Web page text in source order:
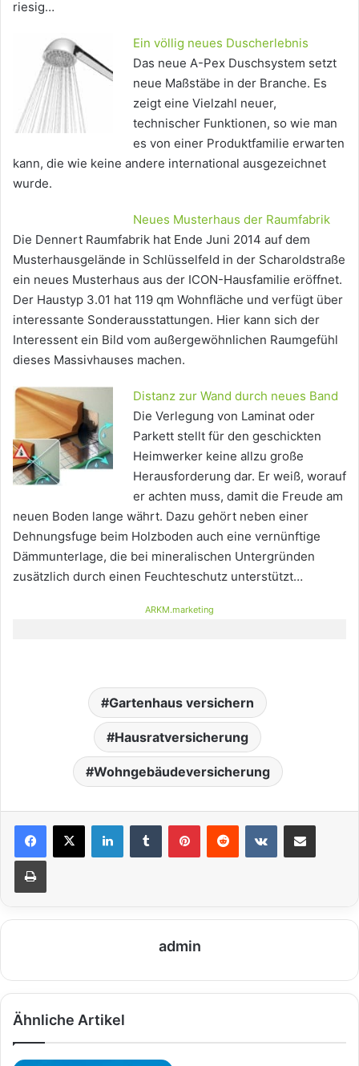
riesig…
Ein völlig neues Duscherlebnis
Das neue A-Pex Duschsystem setzt
neue Maßstäbe in der Branche. Es
zeigt eine Vielzahl neuer,
technischer Funktionen, so wie man
es von einer Produktfamilie erwarten
kann, die wie keine andere international ausgezeichnet
wurde.
Neues Musterhaus der Raumfabrik
Die Dennert Raumfabrik hat Ende Juni 2014 auf dem
Musterhausgelände in Schlüsselfeld in der Scharoldstraße
ein neues Musterhaus aus der ICON-Hausfamilie eröffnet.
Der Haustyp 3.01 hat 119 qm Wohnfläche und verfügt über
interessante Sonderausstattungen. Hier kann sich der
Interessent ein Bild vom außergewöhnlichen Raumgefühl
dieses Massivhauses machen.
Distanz zur Wand durch neues Band
Die Verlegung von Laminat oder
Parkett stellt für den geschickten
Heimwerker keine allzu große
Herausforderung dar. Er weiß, worauf
er achten muss, damit die Freude am
neuen Boden lange währt. Dazu gehört neben einer
Dehnungsfuge beim Holzboden auch eine vernünftige
Dämmunterlage, die bei mineralischen Untergründen
zusätzlich durch einen Feuchteschutz unterstützt…
ARKM.marketing
Gartenhaus versichern
Hausratversicherung
Wohngebäudeversicherung
admin
Ähnliche Artikel